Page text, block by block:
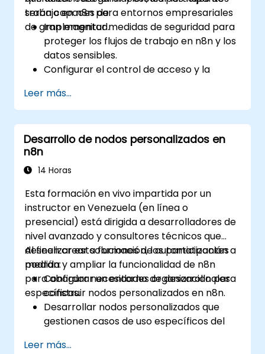
trabajo en n8n para entornos empresariales
de gran magnitud.
serán capaces de:
Implementar medidas de seguridad para
proteger los flujos de trabajo en n8n y los
datos sensibles.
Configurar el control de acceso y la
Optimizar el rendimiento y la fiabilidad de
n8n para la automatización a gran escala.
Identificar y abordar los desafíos
comunes de escalado en los flujos de
Leer más...
Desarrollo de nodos personalizados en
n8n
14 Horas
Esta formación en vivo impartida por un
instructor en Venezuela (en línea o
presencial) está dirigida a desarrolladores de
nivel avanzado y consultores técnicos que
deseen crear soluciones de automatización a
medida y ampliar la funcionalidad de n8n
para abordar necesidades organizacionales
específicas.
Al finalizar esta formación, los participantes
podrán:
Configurar un entorno de desarrollo para
construir nodos personalizados en n8n.
Desarrollar nodos personalizados que
gestionen casos de uso específicos del
Probar y depurar nodos personalizados
Leer más...